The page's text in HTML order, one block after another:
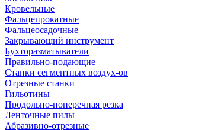
Кровельные
Фальцепрокатные
Фальцеосадочные
Закрывающий инструмент
Бухторазматыватели
Правильно-подающие
Станки сегментных воздух-ов
Отрезные станки
Гильотины
Продольно-поперечная резка
Ленточные пилы
Абразивно-отрезные